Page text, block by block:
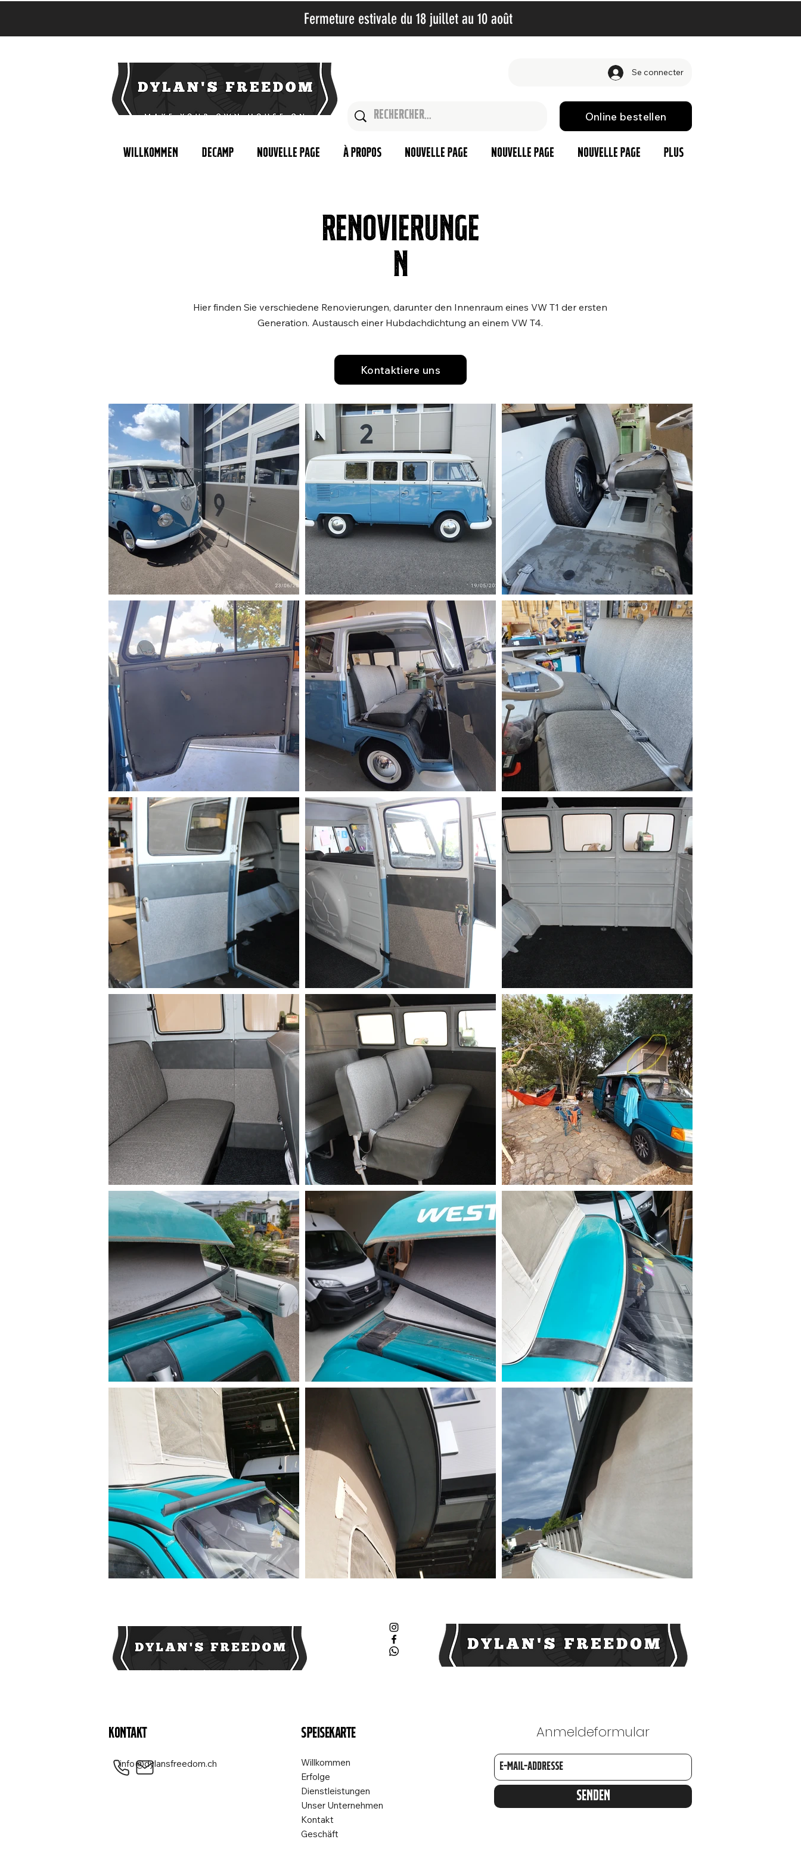
Fermeture estivale du 18 juillet au 10 août​
Se connecter
Online bestellen
Willkommen Decamp Nouvelle page À propos Nouvelle page Nouvelle page Nouvelle page Plus
Renovierunge
n
Hier finden Sie verschiedene Renovierungen, darunter den Innenraum eines VW T1 der ersten
Generation. Austausch einer Hubdachdichtung an einem VW T4.
Kontaktiere uns
Kontakt
info@dylansfreedom.ch
Speisekarte
Willkommen
Erfolge
Dienstleistungen
Unser Unternehmen
Kontakt
Geschäft
Anmeldeformular
Senden